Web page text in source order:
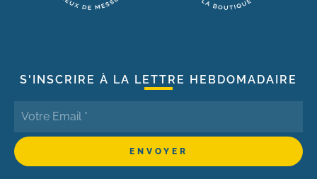
S'INSCRIRE À LA LETTRE HEBDOMADAIRE